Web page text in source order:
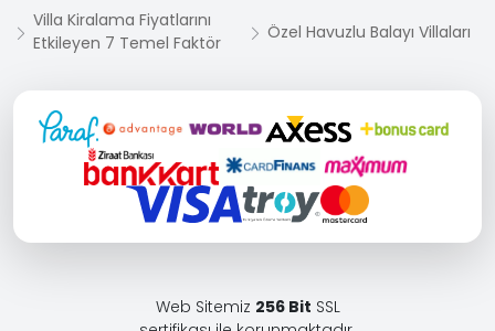
Villa Kiralama Fiyatlarını
Etkileyen 7 Temel Faktör
Özel Havuzlu Balayı Villaları
Web Sitemiz 256 Bit SSL